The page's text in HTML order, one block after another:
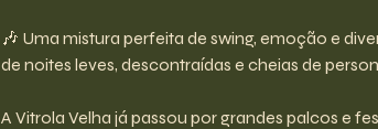
🎶 Uma mistura perfeita de swing, emoção e
de noites leves, descontraídas e cheias de
A Vitrola Velha já passou por grandes palcos e